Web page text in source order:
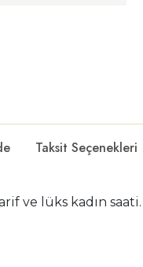
Taksit Seçenekleri
ve lüks kadın saati.